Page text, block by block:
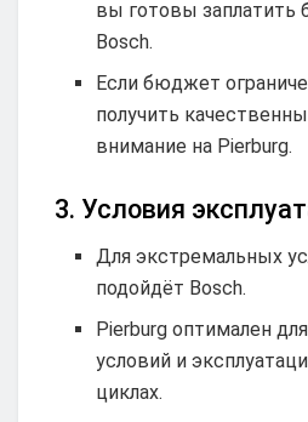
вы готовы заплатить
Bosch.
Если бюджет
получить
внимание на Pierburg.
3. Условия
Для экстремальных
подойдёт Bosch.
Pierburg оптимален
условий и
циклах.